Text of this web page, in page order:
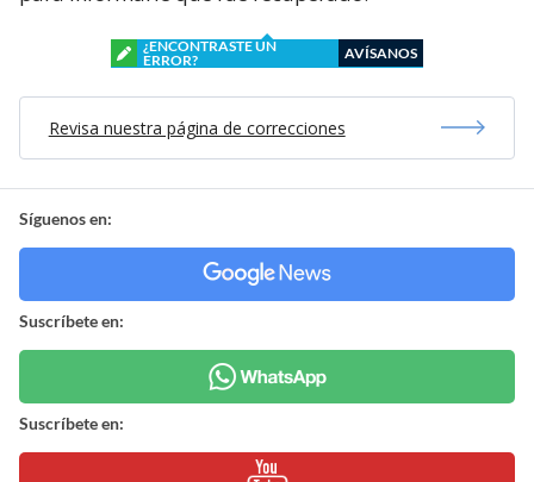
¿ENCONTRASTE UN
ERROR?
AVÍSANOS
Revisa nuestra página de correcciones
Síguenos en:
Suscríbete en:
Suscríbete en: